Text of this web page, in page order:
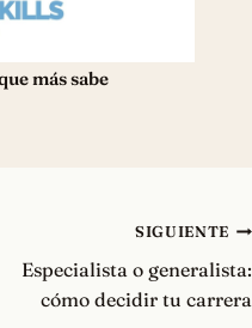
más sabe
SIGUIENTE
Especialista o generalista:
cómo decidir tu carrera